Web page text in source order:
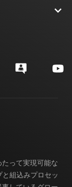
って実現可能な
組込みプロセッ